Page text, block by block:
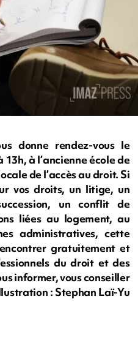
donne rendez-vous le
à l’ancienne école de
de l’accès au droit. Si
vos droits, un litige, un
un conflit de
liées au logement, au
administratives, cette
gratuitement et
du droit et des
informer, vous conseiller
: Stephan Laï-Yu